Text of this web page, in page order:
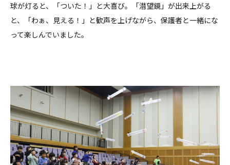
球が灯ると、「ついた！」と大喜び。「潜望鏡」が出来上がる
と、「わぁ、見える！」と歓声を上げながら、保護者と一緒にな
って楽しんでいました。